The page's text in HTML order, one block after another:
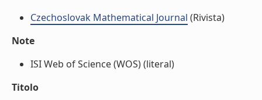
Czechoslovak Mathematical Journal (Rivista)
Note
ISI Web of Science (WOS) (literal)
Titolo